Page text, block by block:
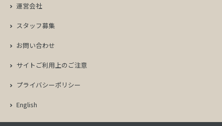
運営会社
スタッフ募集
お問い合わせ
サイトご利用上のご注意
プライバシーポリシー
English